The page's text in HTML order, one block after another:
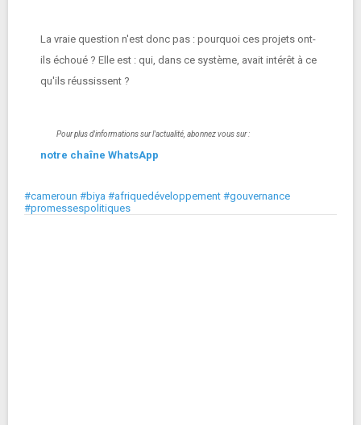
La vraie question n'est donc pas : pourquoi ces projets ont-
ils échoué ? Elle est : qui, dans ce système, avait intérêt à ce
qu'ils réussissent ?
Pour plus d'informations sur l'actualité, abonnez vous sur :
notre chaîne WhatsApp
#cameroun #biya #afriquedéveloppement #gouvernance
#promessespolitiques